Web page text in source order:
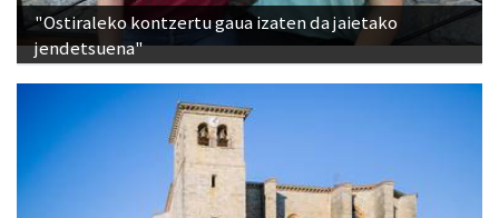
"Ostiraleko kontzertu gaua izaten da jaietako
jendetsuena"